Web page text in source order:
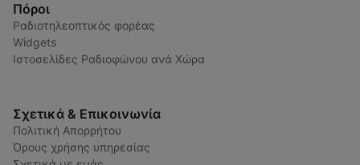
Πόροι
Ραδιοτηλεοπτικός φορέας
Widgets
Ιστοσελίδες Ραδιοφώνου ανά Χώρα
Σχετικά & Επικοινωνία
Πολιτική Απορρήτου
Όρους χρήσης υπηρεσίας